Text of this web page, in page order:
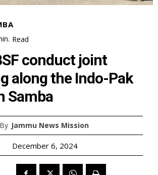
Read
conduct joint
along the Indo-Pak
Samba
By Jammu News Mission
December 6, 2024